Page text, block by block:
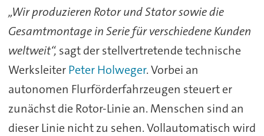
„Wir produzieren Rotor und Stator sowie die
Gesamtmontage in Serie für verschiedene Kunden
weltweit“, sagt der stellvertretende technische
WerksleiterPeter Holweger. Vorbei an
autonomen Flurförderfahrzeugen steuert er
zunächst die Rotor-Linie an. Menschen sind an
dieser Linie nicht zu sehen. Vollautomatisch wird